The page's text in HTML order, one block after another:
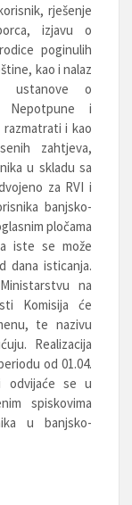
rješenje
izjavu o
poginulih
kao i nalaz
ustanove o
Nepotpune i
i kao
zahtjeva,
u skladu sa
za RVI i
banjsko-
pločama
iste se može
dana isticanja.
na
Komisija će
te nazivu
Realizacija
od 01.04.
odvijaće se u
spiskovima
u banjsko-